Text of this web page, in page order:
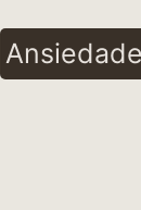
Ansiedade